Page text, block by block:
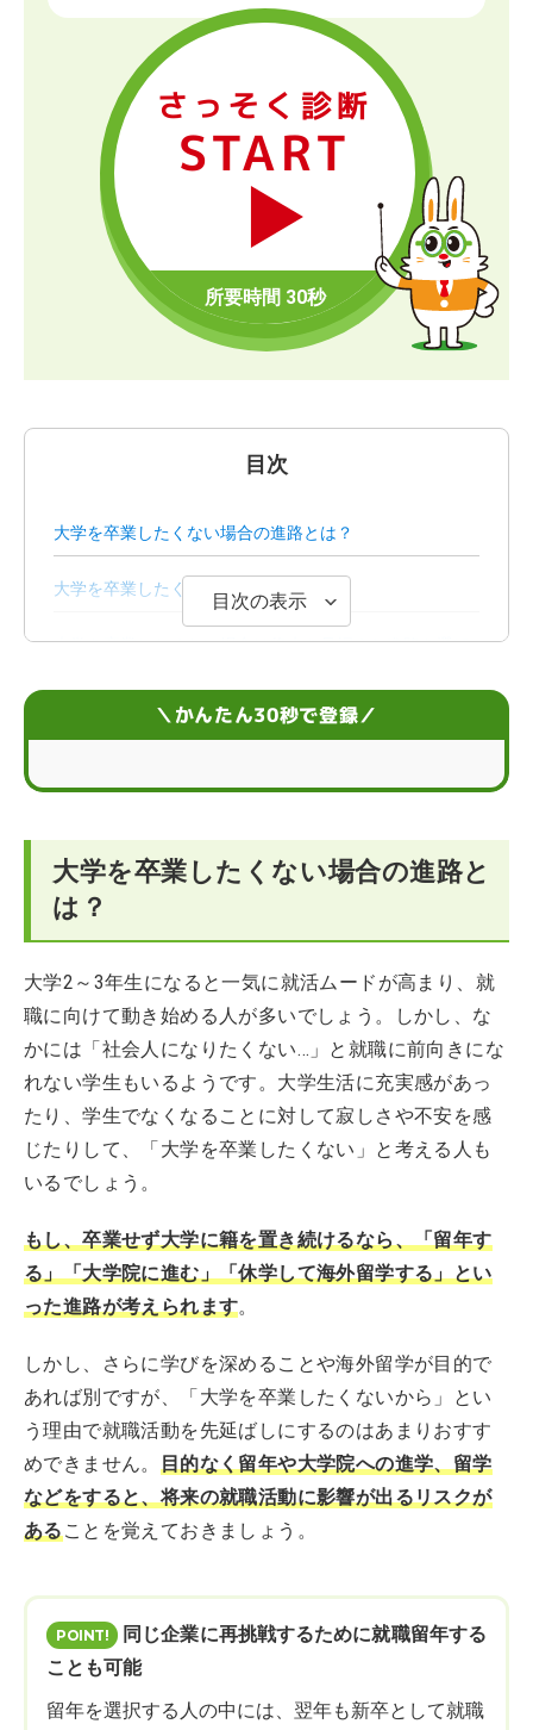
さっそく診断
START
目次
大学を卒業したくない場合の進路とは？
大学を卒業したくない場合の注意点
大学を卒業したくない場合は将来を見据えた進路を選ぼ
目次の表示
＼かんたん30秒で登録／
大学を卒業したくない場合の進路と
は？
大学2～3年生になると一気に就活ムードが高まり、就
職に向けて動き始める人が多いでしょう。しかし、な
かには「社会人になりたくない…」と就職に前向きにな
れない学生もいるようです。大学生活に充実感があっ
たり、学生でなくなることに対して寂しさや不安を感
じたりして、「大学を卒業したくない」と考える人も
いるでしょう。
もし、卒業せず大学に籍を置き続けるなら、「留年す
る」「大学院に進む」「休学して海外留学する」とい
った進路が考えられます。
しかし、さらに学びを深めることや海外留学が目的で
あれば別ですが、「大学を卒業したくないから」とい
う理由で就職活動を先延ばしにするのはあまりおすす
めできません。 目的なく留年や大学院への進学、留学
などをすると、将来の就職活動に影響が出るリスクが
あることを覚えておきましょう。
同じ企業に再挑戦するために就職留年する
ことも可能
留年を選択する人の中には、翌年も新卒として就職